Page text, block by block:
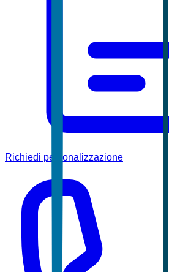
Richiedi personalizzazione